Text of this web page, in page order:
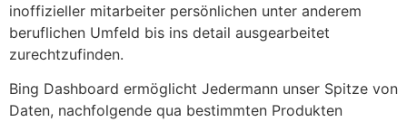
inoffizieller mitarbeiter persönlichen unter anderem
beruflichen Umfeld bis ins detail ausgearbeitet
zurechtzufinden.
Bing Dashboard ermöglicht Jedermann unser Spitze von
Daten, nachfolgende qua bestimmten Produkten